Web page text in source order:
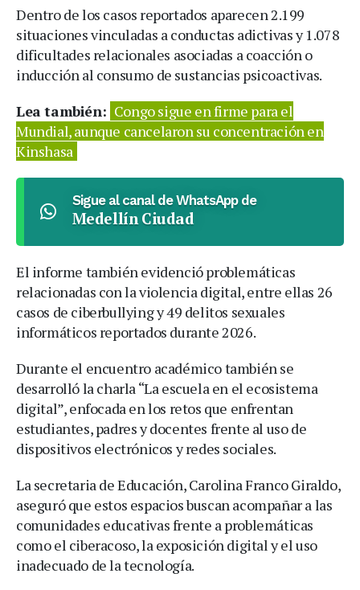
Dentro de los casos reportados aparecen 2.199
situaciones vinculadas a conductas adictivas y 1.078
dificultades relacionales asociadas a coacción o
inducción al consumo de sustancias psicoactivas.
Lea también: Congo sigue en firme para el
Mundial, aunque cancelaron su concentración en
Kinshasa
Sigue al canal de WhatsApp de
Medellín Ciudad
El informe también evidenció problemáticas
relacionadas con la violencia digital, entre ellas 26
casos de ciberbullying y 49 delitos sexuales
informáticos reportados durante 2026.
Durante el encuentro académico también se
desarrolló la charla “La escuela en el ecosistema
digital”, enfocada en los retos que enfrentan
estudiantes, padres y docentes frente al uso de
dispositivos electrónicos y redes sociales.
La secretaria de Educación, Carolina Franco Giraldo,
aseguró que estos espacios buscan acompañar a las
comunidades educativas frente a problemáticas
como el ciberacoso, la exposición digital y el uso
inadecuado de la tecnología.